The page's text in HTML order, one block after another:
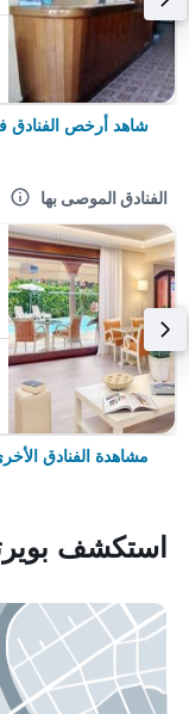
شاهد أرخص الفنادق
الفنادق الموصى بها
مشاهدة الفنادق
استكشف